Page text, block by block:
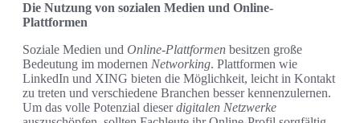
Die Nutzung von sozialen Medien und Online-
Plattformen
Soziale Medien und Online-Plattformen besitzen große
Bedeutung im modernen Networking. Plattformen wie
LinkedIn und XING bieten die Möglichkeit, leicht in Kontakt
zu treten und verschiedene Branchen besser kennenzulernen.
Um das volle Potenzial dieserdigitalen Netzwerke